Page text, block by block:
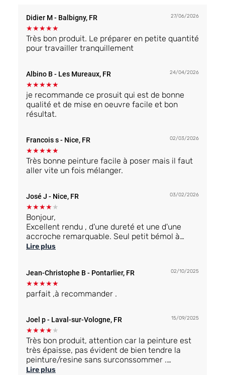
Didier M- Balbigny, FR 27/06/2026
★★★★★
Très bon produit. Le préparer en petite quantité
pour travailler tranquillement
Albino B - Les Mureaux, FR 24/04/2026
★★★★★
je recommande ce prosuit qui est de bonne
qualité et de mise en oeuvre facile et bon
résultat.
Francois s- Nice, FR 02/03/2026
★★★★★
Très bonne peinture facile à poser mais il faut
aller vite un fois mélanger.
José J - Nice, FR 03/02/2026
★★★★★
Bonjour,
Excellent rendu , d'une dureté et une d'une
accroche remarquable. Seul petit bémol à
l'application , il tire un peu trop vite. J'ai traité
un peu dure à appliquer, sans doute aurais-je
dû faire le mélange en 2 fois. Parce qu'au
début c'était fluide et facile d'application.Au
José JAIME
SAS RENOV TAG
Lire plus
Jean-Christophe B - Pontarlier, FR 02/10/2025
★★★★★
parfait ,à recommander .
Joel p- Laval-sur-Vologne, FR 15/09/2025
★★★★★
Très bon produit, attention car la peinture est
très épaisse, pas évident de bien tendre la
peinture/resine sans surconssommer .
Pour ma part j ai quelques zone claire après
Lire plus